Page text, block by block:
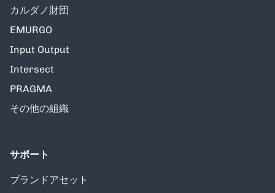
カルダノ財団
EMURGO
Input Output
Intersect
PRAGMA
その他の組織
サポート
ブランドアセット